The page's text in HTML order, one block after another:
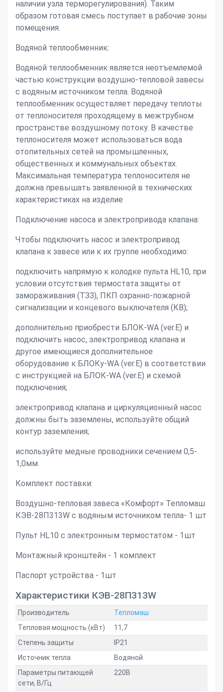
наличии узла терморегулирования). Таким
образом готовая смесь поступает в рабочие зоны
помещения.
Водяной теплообменник:
Водяной теплообменник является неотъемлемой
частью конструкции воздушно-тепловой завесы
с водяным источником тепла. Водяной
теплообменник осуществляет передачу теплоты
от теплоносителя проходящему в межтрубном
пространстве воздушному потоку. В качестве
теплоносителя может использоваться вода
отопительных сетей на промышленных,
общественных и коммунальных объектах.
Максимальная температура теплоносителя не
должна превышать заявленной в технических
характеристиках на изделие
Подключение насоса и электропривода клапана:
Чтобы подключить насос и электропривод
клапана к завесе или к их группе необходимо:
подключить напрямую к колодке пульта HL10, при
условии отсутствия термостата защиты от
замораживания (ТЗЗ), ПКП охранно-пожарной
сигнализации и концевого выключателя (КВ);
дополнительно приобрести БЛОК-WA (ver.E) и
подключить насос, электропривод клапана и
другое имеющиеся дополнительное
оборудование к БЛОКу-WA (ver.E) в соответствии
с инструкцией на БЛОК-WA (ver.E) и схемой
подключения;
электропривод клапана и циркуляционный насос
должны быть заземлены, используйте общий
контур заземления;
используйте медные проводники сечением 0,5-
1,0мм.
Комплект поставки:
Воздушно-тепловая завеса «Комфорт» Тепломаш
КЭВ-28П313W с водяным источником тепла- 1 шт
Пульт HL10 с электронным термостатом - 1шт
Монтажный кронштейн - 1 комплект
Паспорт устройства - 1шт
Характеристики КЭВ-28П313W
Производитель
Тепломаш
Тепловая мощность (кВт)
11,7
Степень защиты
IP21
Источник тепла
Водяной
Параметры питающей
сети, В/Гц
220В